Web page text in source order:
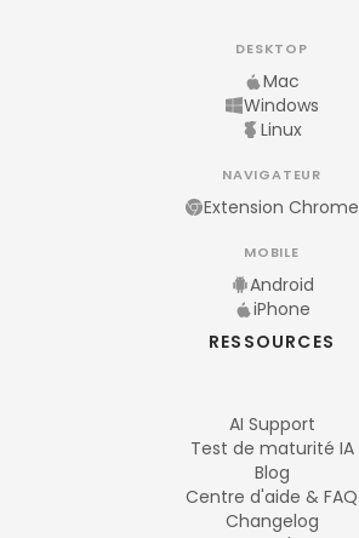
DESKTOP
Mac
Windows
Linux
NAVIGATEUR
Extension Chrome
MOBILE
Android
iPhone
RESSOURCES
AI Support
Test de maturité IA
Blog
Centre d'aide & FAQ
Changelog